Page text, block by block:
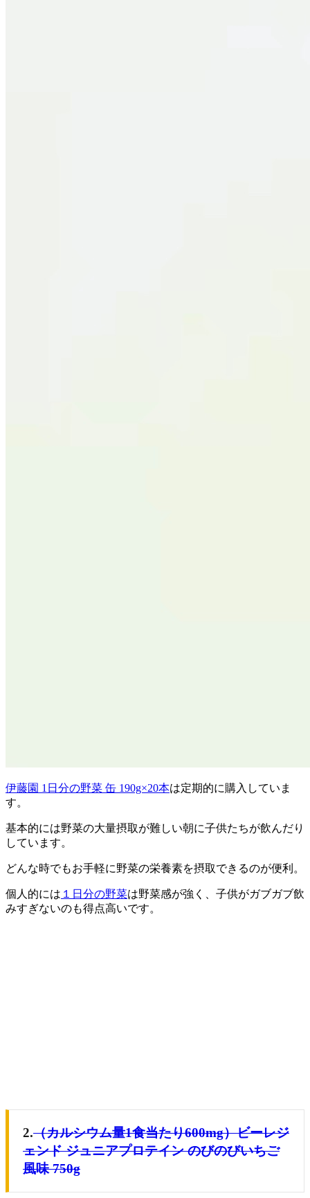
伊藤園 1日分の野菜 缶 190g×20本は定期的に購入していま
す。
基本的には野菜の大量摂取が難しい朝に子供たちが飲んだり
しています。
どんな時でもお手軽に野菜の栄養素を摂取できるのが便利。
個人的には １日分の野菜は野菜感が強く、子供がガブガブ飲
みすぎないのも得点高いです。
2.（カルシウム量1食当たり600mg）ビーレジ
ェンド ジュニアプロテイン のびのびいちご
風味 750g